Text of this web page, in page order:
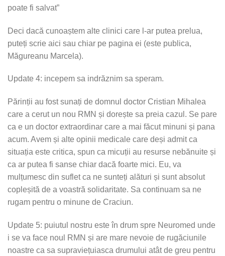
poate fi salvat”
Deci dacă cunoaștem alte clinici care l-ar putea prelua,
puteți scrie aici sau chiar pe pagina ei (este publica,
Măgureanu Marcela).
Update 4: incepem sa indrăznim sa speram.
Părinții au fost sunați de domnul doctor Cristian Mihalea
care a cerut un nou RMN și dorește sa preia cazul. Se pare
ca e un doctor extraordinar care a mai făcut minuni și pana
acum. Avem și alte opinii medicale care deși admit ca
situația este critica, spun ca micuții au resurse nebănuite și
ca ar putea fi sanse chiar dacă foarte mici. Eu, va
mulțumesc din suflet ca ne sunteți alături și sunt absolut
copleșită de a voastră solidaritate. Sa continuam sa ne
rugam pentru o minune de Craciun.
Update 5: puiutul nostru este în drum spre Neuromed unde
i se va face noul RMN și are mare nevoie de rugăciunile
noastre ca sa supraviețuiasca drumului atât de greu pentru